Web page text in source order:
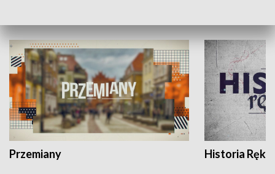
Przemiany Historia Ręką